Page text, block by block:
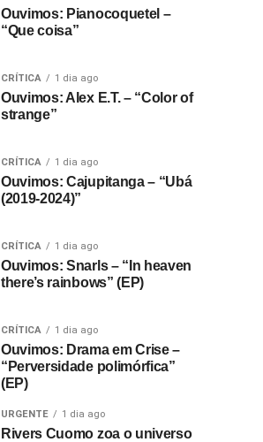
Ouvimos: Pianocoquetel –
“Que coisa”
CRÍTICA 1 dia ago
Ouvimos: Alex E.T. – “Color of
strange”
CRÍTICA 1 dia ago
Ouvimos: Cajupitanga – “Ubá
(2019-2024)”
CRÍTICA 1 dia ago
Ouvimos: Snarls – “In heaven
there’s rainbows” (EP)
CRÍTICA 1 dia ago
Ouvimos: Drama em Crise –
“Perversidade polimórfica”
(EP)
URGENTE 1 dia ago
Rivers Cuomo zoa o universo